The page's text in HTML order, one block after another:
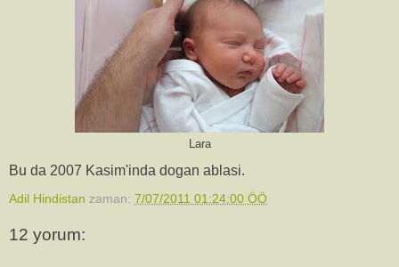
Lara
Bu da 2007 Kasim'inda dogan ablasi.
Adil Hindistan zaman: 7/07/2011 01:24:00 ÖÖ
12 yorum: